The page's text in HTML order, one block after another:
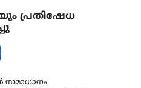
പ്രതിഷേധ
സമാധാനം